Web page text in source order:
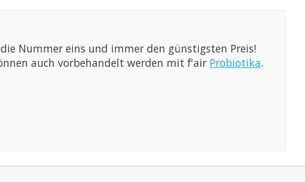
Nummer eins und immer den günstigsten Preis!
auch vorbehandelt werden mit f'air Probiotika.